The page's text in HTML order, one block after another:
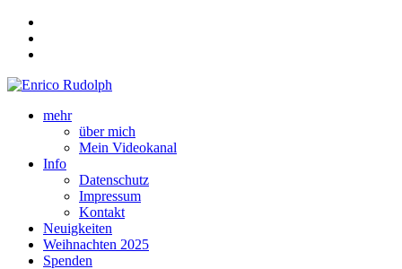
mehr
über mich
Mein Videokanal
Info
Datenschutz
Impressum
Kontakt
Neuigkeiten
Weihnachten 2025
Spenden